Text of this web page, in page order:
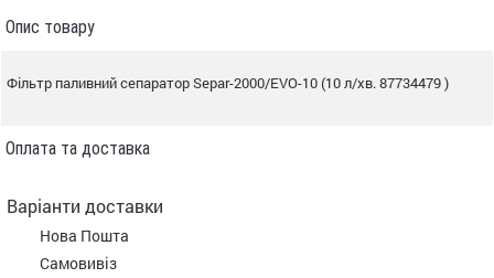
Опис товару
Фільтр паливний сепаратор Separ-2000/EVO-10 (10 л/хв. 87734479 )
Оплата та доставка
Варіанти доставки
Нова Пошта
Самовивіз